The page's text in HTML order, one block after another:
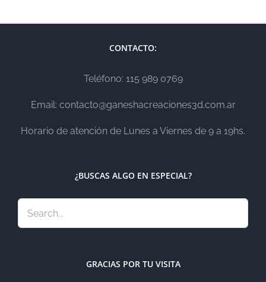
CONTACTO:
Teléfono: 115 989 0769
Email: contacto@ganeshacreaciones3d.com.ar
Horario de atención de Lunes a Viernes de 9 a 19hs.
¿BUSCAS ALGO EN ESPECIAL?
GRACIAS POR TU VISITA